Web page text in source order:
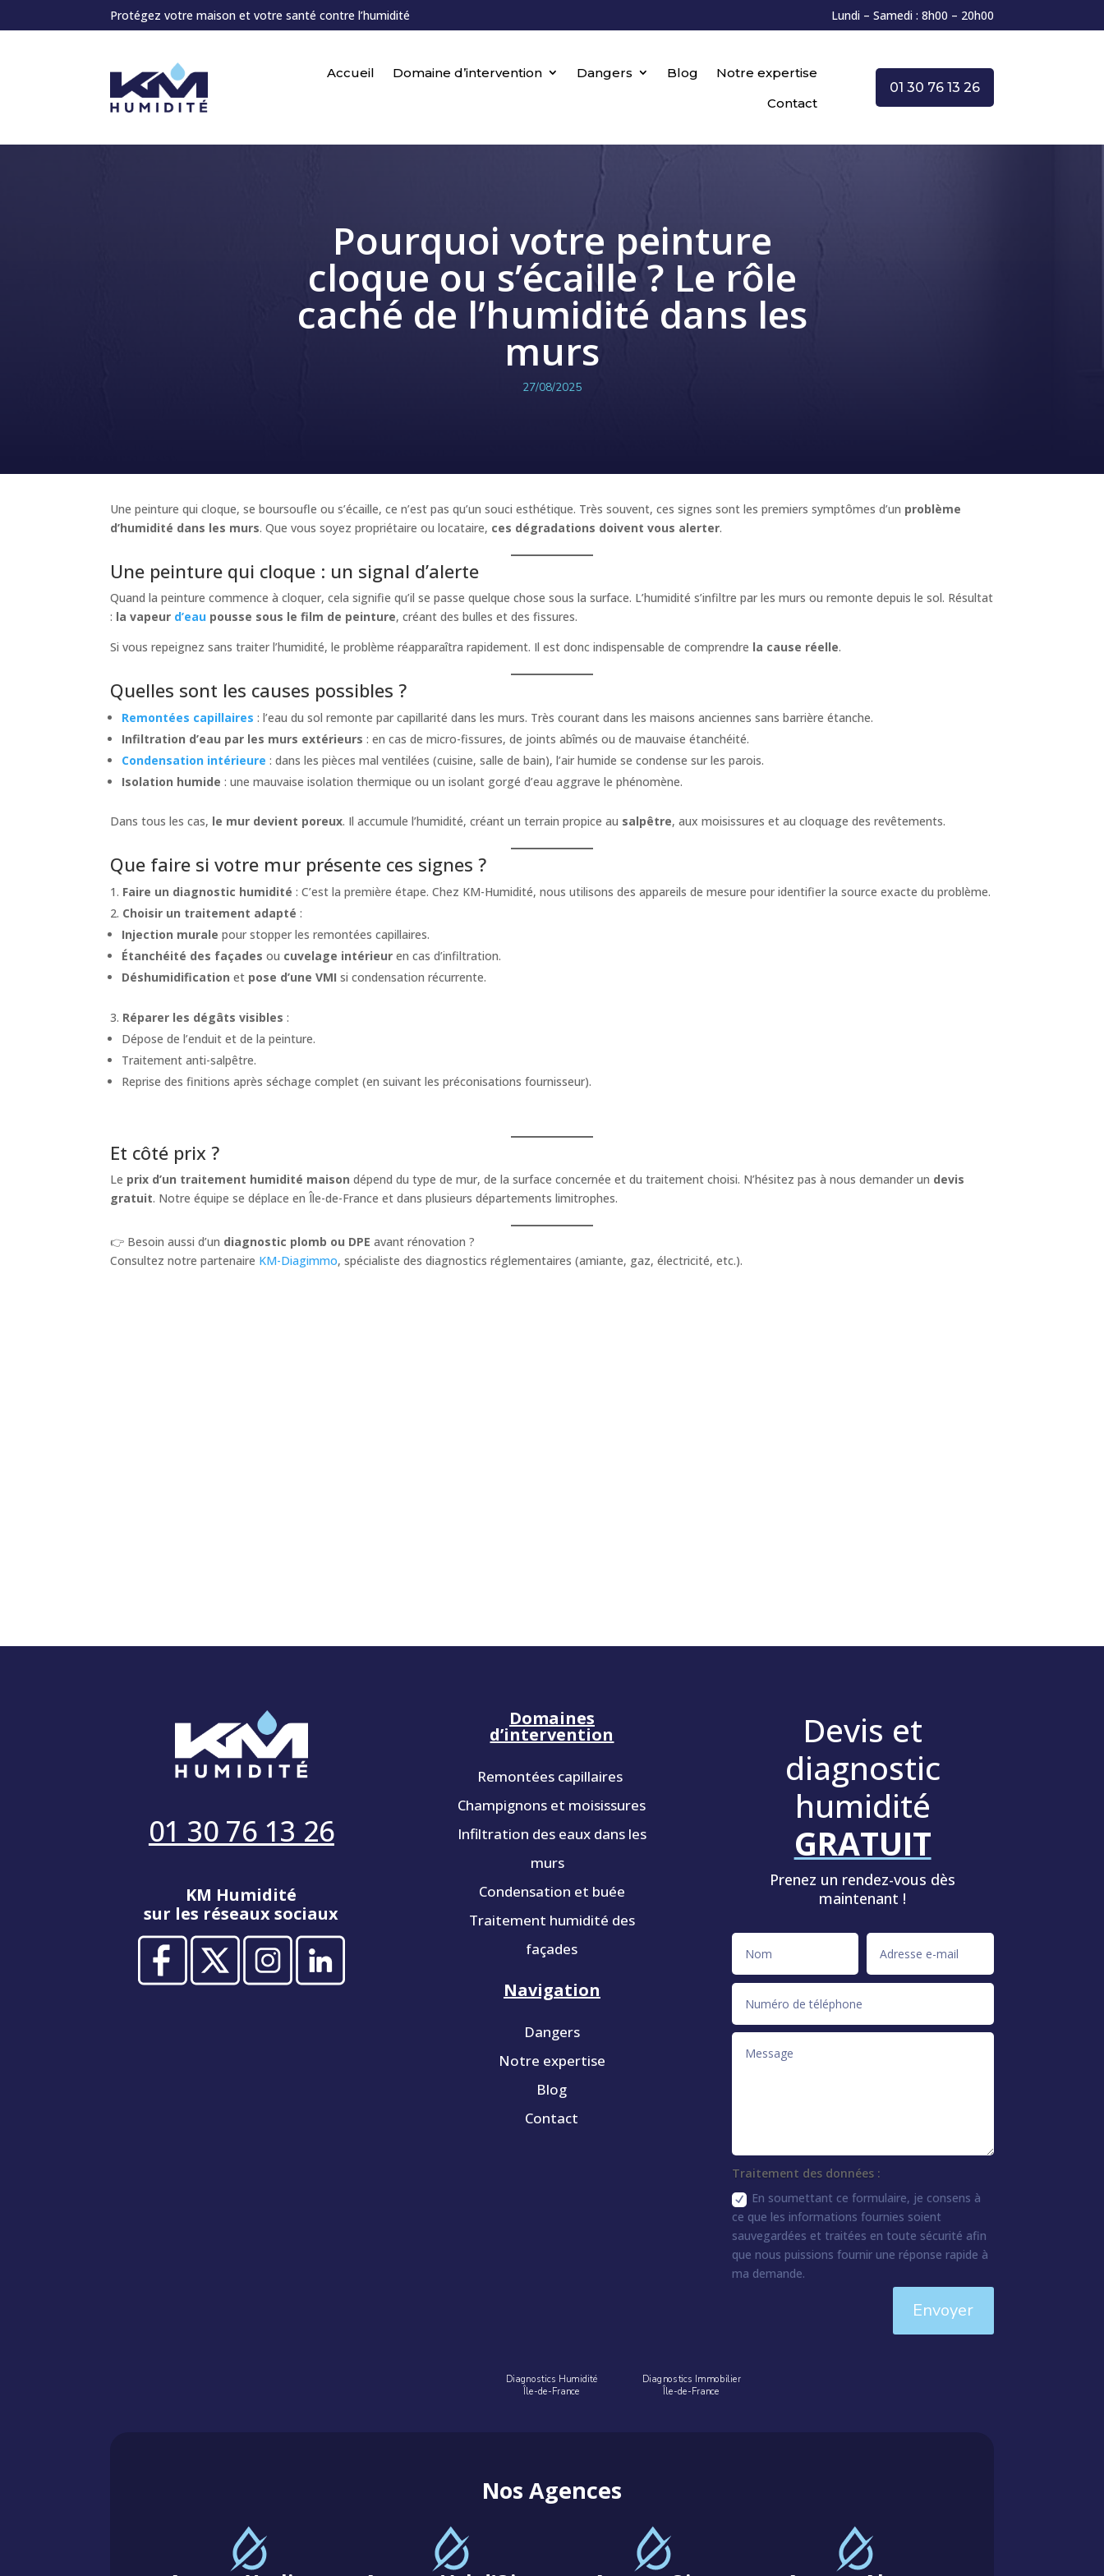
Protégez votre maison et votre santé contre l’humidité Lundi – Samedi : 8h00 – 20h00
Accueil Domaine d’intervention Dangers Blog
Notre expertise
Contact
01 30 76 13 26
Pourquoi votre peinture
cloque ou s’écaille ? Le rôle
caché de l’humidité dans les
murs
27/08/2025
Une peinture qui cloque, se boursoufle ou s’écaille, ce n’est pas qu’un souci esthétique. Très souvent, ces signes sont les premiers symptômes d’un problème
d’humidité dans les murs. Que vous soyez propriétaire ou locataire, ces dégradations doivent vous alerter.
Une peinture qui cloque : un signal d’alerte
Quand la peinture commence à cloquer, cela signifie qu’il se passe quelque chose sous la surface. L’humidité s’infiltre par les murs ou remonte depuis le sol. Résultat
: la vapeur d’eau pousse sous le film de peinture, créant des bulles et des fissures.
Si vous repeignez sans traiter l’humidité, le problème réapparaîtra rapidement. Il est donc indispensable de comprendre la cause réelle.
Quelles sont les causes possibles ?
Remontées capillaires : l’eau du sol remonte par capillarité dans les murs. Très courant dans les maisons anciennes sans barrière étanche.
Infiltration d’eau par les murs extérieurs : en cas de micro-fissures, de joints abîmés ou de mauvaise étanchéité.
Condensation intérieure : dans les pièces mal ventilées (cuisine, salle de bain), l’air humide se condense sur les parois.
Isolation humide : une mauvaise isolation thermique ou un isolant gorgé d’eau aggrave le phénomène.
Dans tous les cas, le mur devient poreux. Il accumule l’humidité, créant un terrain propice au salpêtre, aux moisissures et au cloquage des revêtements.
Que faire si votre mur présente ces signes ?
Faire un diagnostic humidité : C’est la première étape. Chez KM-Humidité, nous utilisons des appareils de mesure pour identifier la source exacte du problème.
Choisir un traitement adapté :
Injection murale pour stopper les remontées capillaires.
Étanchéité des façades ou cuvelage intérieur en cas d’infiltration.
Déshumidification et pose d’une VMI si condensation récurrente.
Réparer les dégâts visibles :
Dépose de l’enduit et de la peinture.
Traitement anti-salpêtre.
Reprise des finitions après séchage complet (en suivant les préconisations fournisseur).
Et côté prix ?
Le prix d’un traitement humidité maison dépend du type de mur, de la surface concernée et du traitement choisi. N’hésitez pas à nous demander un devis
gratuit. Notre équipe se déplace en Île-de-France et dans plusieurs départements limitrophes.
👉 Besoin aussi d’un diagnostic plomb ou DPE avant rénovation ?
Consultez notre partenaire KM-Diagimmo, spécialiste des diagnostics réglementaires (amiante, gaz, électricité, etc.).
01 30 76 13 26
KM Humidité
sur les réseaux sociaux
Domaines
d’intervention
Remontées capillaires
Champignons et moisissures
Infiltration des eaux dans les
murs
Condensation et buée
Traitement humidité des
façades
Navigation
Dangers
Notre expertise
Blog
Contact
Devis et
diagnostic
humidité
GRATUIT
Prenez un rendez-vous dès
maintenant !
Traitement des données :
En soumettant ce formulaire, je consens à
ce que les informations fournies soient
sauvegardées et traitées en toute sécurité afin
que nous puissions fournir une réponse rapide à
ma demande.
Envoyer
Diagnostics Humidité
Île-de-France
Diagnostics Immobilier
Île-de-France
Nos Agences